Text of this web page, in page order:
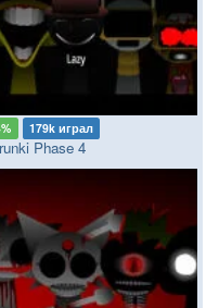
179k играл
Phase 4